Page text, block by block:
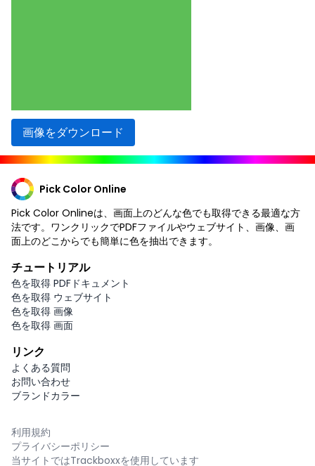
画像をダウンロード
Pick Color Online
Pick Color Onlineは、画面上のどんな色でも取得できる最適な方
法です。ワンクリックでPDFファイルやウェブサイト、画像、画
面上のどこからでも簡単に色を抽出できます。
チュートリアル
色を取得 PDFドキュメント
色を取得 ウェブサイト
色を取得 画像
色を取得 画面
リンク
よくある質問
お問い合わせ
ブランドカラー
利用規約
プライバシーポリシー
当サイトではTrackboxxを使用しています